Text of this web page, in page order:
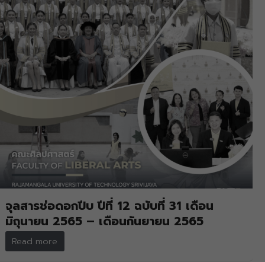
จุลสารช่อดอกปีบ ปีที่ 12 ฉบับที่ 31 เดือน
มิถุนายน 2565 – เดือนกันยายน 2565
Read more